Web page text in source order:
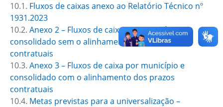
10.1. Fluxos de caixas anexo ao Relatório Técnico nº
1931.2023
10.2. Anexo 2 – Fluxos de caixa por município e
consolidado sem o alinhamento dos prazos
contratuais
10.3. Anexo 3 – Fluxos de caixa por município e
consolidado com o alinhamento dos prazos
contratuais
10.4. Metas previstas para a universalização –